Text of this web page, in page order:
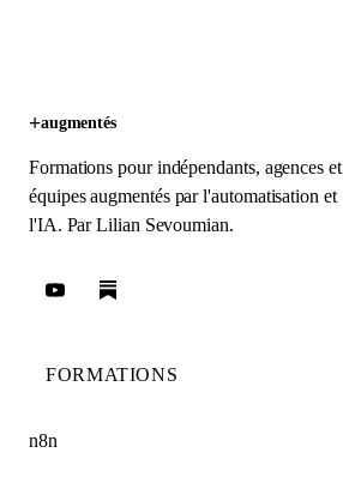
+augmentés
Formations pour indépendants, agences et
équipes augmentés par l'automatisation et
l'IA. ParLilian Sevoumian.
FORMATIONS
n8n